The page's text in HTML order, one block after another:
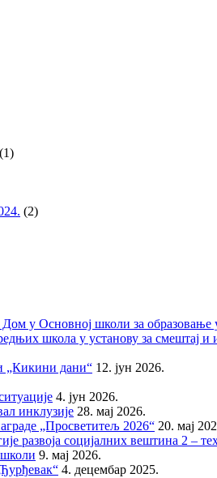
(1)
(2)
Дом у Основној школи за
школа у установу за смештај
„Кикини дани“ 12. јун 2026.
4. јун 2026.
инклузије 28. мај 2026.
„Просветитељ 2026“ 20. мај
развоја социјалних вештина 2 –
9. мај 2026.
4. децембар 2025.